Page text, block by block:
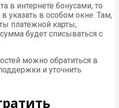
в интернете бонусами, то
указать в особом окне. Там,
платежной карты,
будет списываться с
можно обратиться в
и уточнить